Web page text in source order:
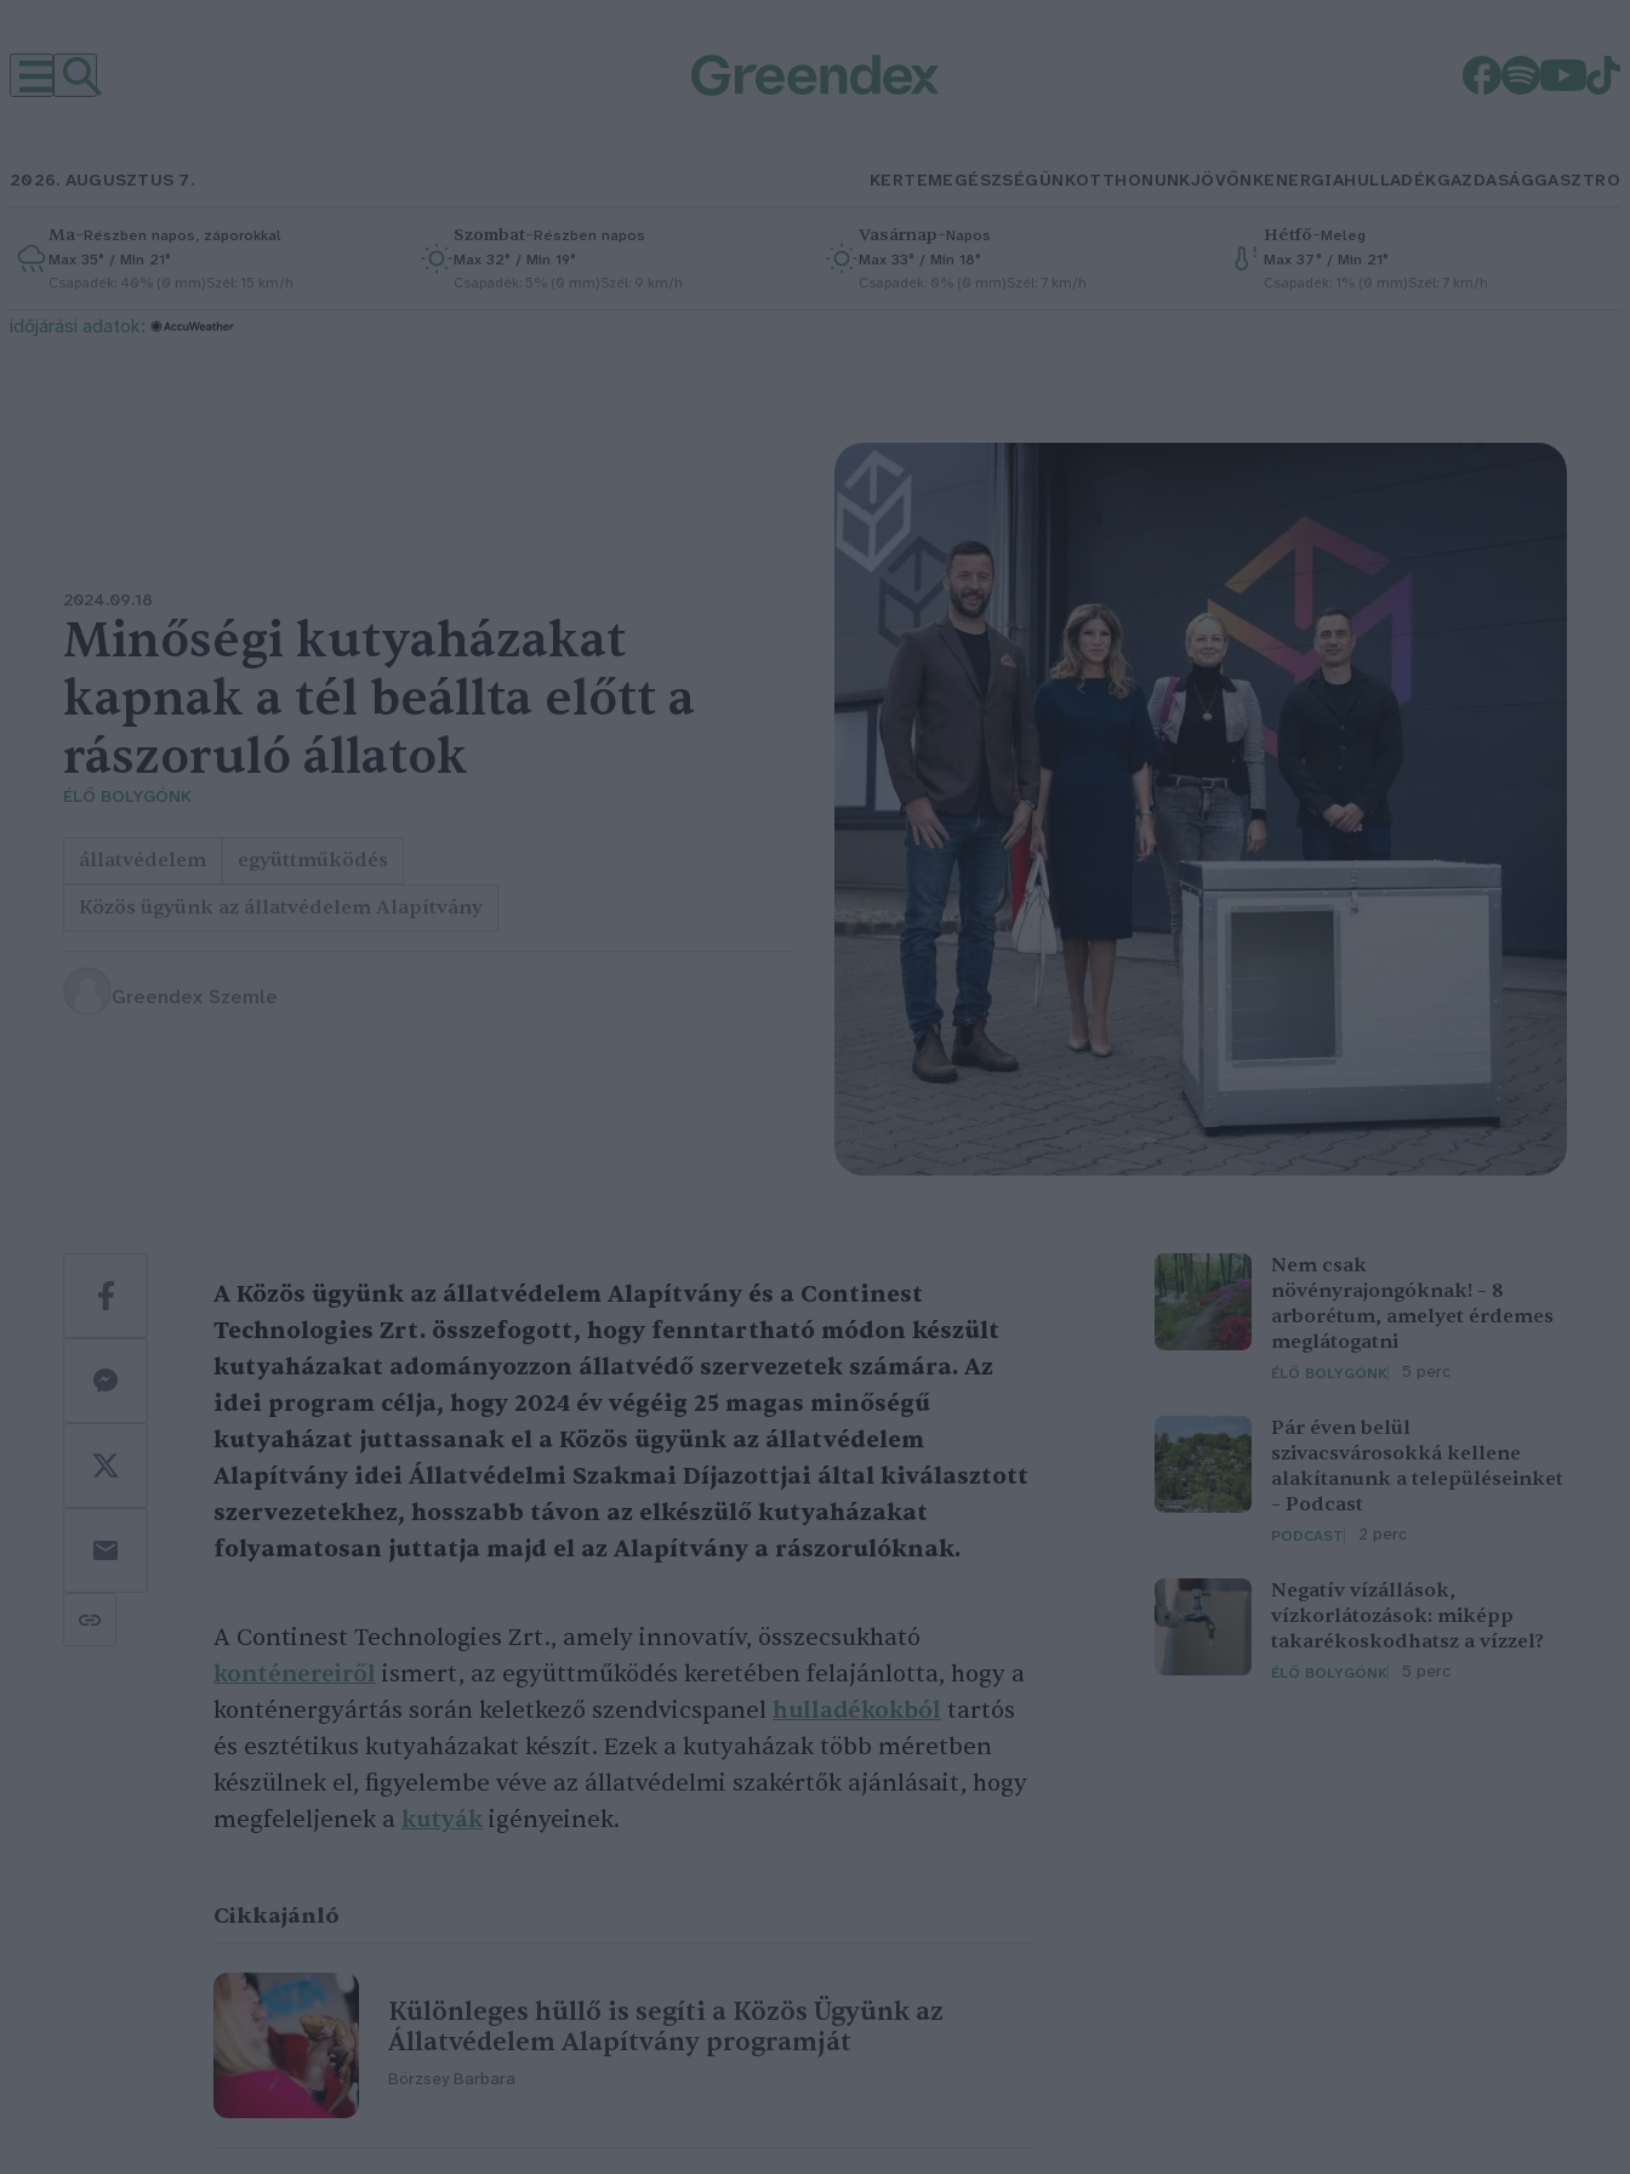
2026. AUGUSZTUS 7. KERTEMEGÉSZSÉGÜNKOTTHONUNKJÖVŐNKENERGIAHULLADÉKGAZDASÁGGASZTRO
Ma–Részben napos, záporokkal
Max 35° / Min 21°
Csapadék: 40% (0 mm)Szél: 15 km/h
Szombat–Részben napos
Max 32° / Min 19°
Csapadék: 5% (0 mm)Szél: 9 km/h
Vasárnap–Napos
Max 33° / Min 18°
Csapadék: 0% (0 mm)Szél: 7 km/h
Hétfő–Meleg
Max 37° / Min 21°
Csapadék: 1% (0 mm)Szél: 7 km/h
időjárási adatok:
2024.09.18
Minőségi kutyaházakat
kapnak a tél beállta előtt a
rászoruló állatok
ÉLŐ BOLYGÓNK
állatvédelem
együttműködés
Közös ügyünk az állatvédelem Alapítvány
Greendex Szemle
A Közös ügyünk az állatvédelem Alapítvány és a Continest
Technologies Zrt. összefogott, hogy fenntartható módon készült
kutyaházakat adományozzon állatvédő szervezetek számára. Az
idei program célja, hogy 2024 év végéig 25 magas minőségű
kutyaházat juttassanak el a Közös ügyünk az állatvédelem
Alapítvány idei Állatvédelmi Szakmai Díjazottjai által kiválasztott
szervezetekhez, hosszabb távon az elkészülő kutyaházakat
folyamatosan juttatja majd el az Alapítvány a rászorulóknak.
A Continest Technologies Zrt., amely innovatív, összecsukható
konténereiről ismert, az együttműködés keretében felajánlotta, hogy a
konténergyártás során keletkező szendvicspanel hulladékokból tartós
és esztétikus kutyaházakat készít. Ezek a kutyaházak több méretben
készülnek el, figyelembe véve az állatvédelmi szakértők ajánlásait, hogy
megfeleljenek a kutyák igényeinek.
Cikkajánló
Különleges hüllő is segíti a Közös Ügyünk az
Állatvédelem Alapítvány programját
Börzsey Barbara
Nem csak
növényrajongóknak! – 8
arborétum, amelyet érdemes
meglátogatni
ÉLŐ BOLYGÓNK 5 perc
Pár éven belül
szivacsvárosokká kellene
alakítanunk a településeinket
– Podcast
PODCAST 2 perc
Negatív vízállások,
vízkorlátozások: miképp
takarékoskodhatsz a vízzel?
ÉLŐ BOLYGÓNK 5 perc